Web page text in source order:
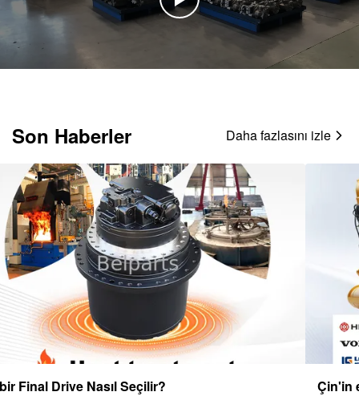
Son Haberler Daha fazlasını izle
Çin'in en iyi hidrolik kazıcı parça üreticileri.